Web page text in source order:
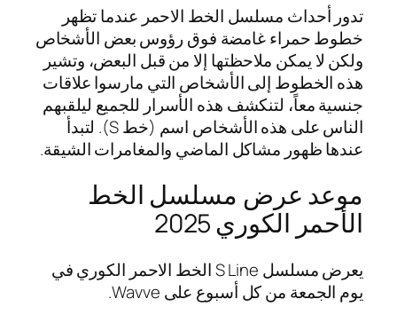
تدور أحداث مسلسل الخط الاحمر عندما تظهر
خطوط حمراء غامضة فوق رؤوس بعض الأشخاص
ولكن لا يمكن ملاحظتها إلا من قبل البعض، وتشير
هذه الخطوط إلى الأشخاص التي مارسوا علاقات
جنسية معاً، لتنكشف هذه الأسرار للجميع ليلقبهم
الناس على هذه الأشخاص اسم (خط S). لتبدأ
عندها ظهور مشاكل الماضي والمغامرات الشيقة.
موعد عرض مسلسل الخط
الأحمر الكوري 2025
يعرض مسلسل S Line الخط الاحمر الكوري في
يوم الجمعة من كل أسبوع على Wavve.